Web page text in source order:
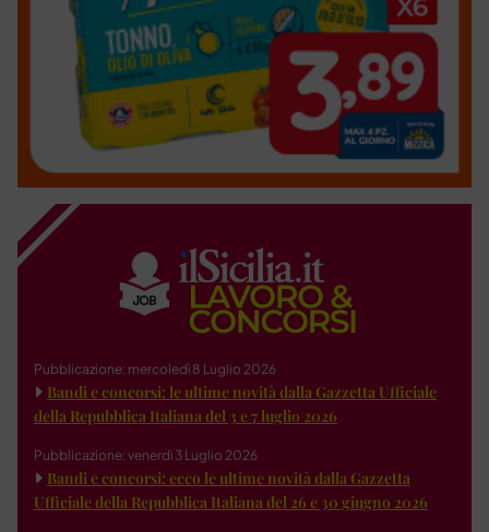
Pubblicazione: mercoledì 8 Luglio 2026
Bandi e concorsi: le ultime novità dalla Gazzetta Ufficiale
della Repubblica Italiana del 3 e 7 luglio 2026
Pubblicazione: venerdì 3 Luglio 2026
Bandi e concorsi: ecco le ultime novità dalla Gazzetta
Ufficiale della Repubblica Italiana del 26 e 30 giugno 2026